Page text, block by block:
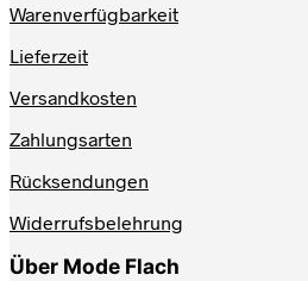
Warenverfügbarkeit
Lieferzeit
Versandkosten
Zahlungsarten
Rücksendungen
Widerrufsbelehrung
Über Mode Flach